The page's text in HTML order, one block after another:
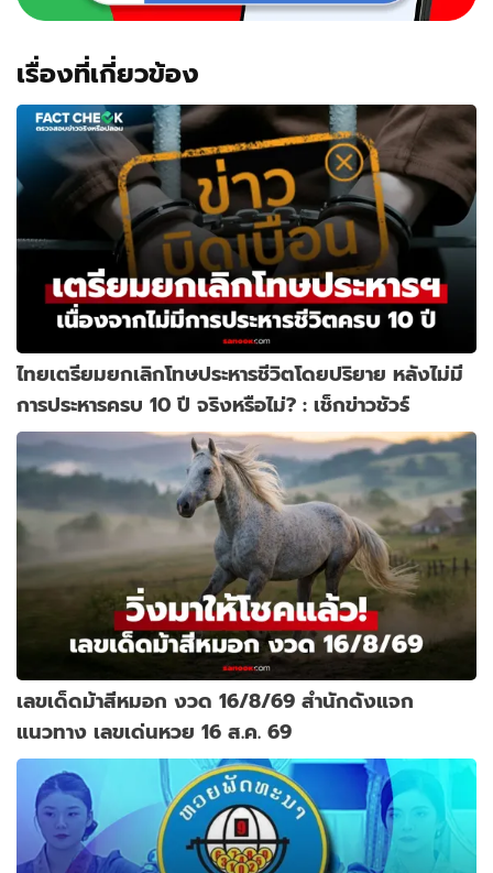
เรื่องที่เกี่ยวข้อง
ไทยเตรียมยกเลิกโทษประหารชีวิตโดยปริยาย หลังไม่มี
การประหารครบ 10 ปี จริงหรือไม่? : เช็กข่าวชัวร์
เลขเด็ดม้าสีหมอก งวด 16/8/69 สำนักดังแจก
แนวทาง เลขเด่นหวย 16 ส.ค. 69